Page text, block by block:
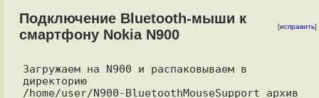
Подключение Bluetooth-мыши к
смартфону Nokia N900
[исправить]
Загружаем на N900 и распаковываем в
директорию